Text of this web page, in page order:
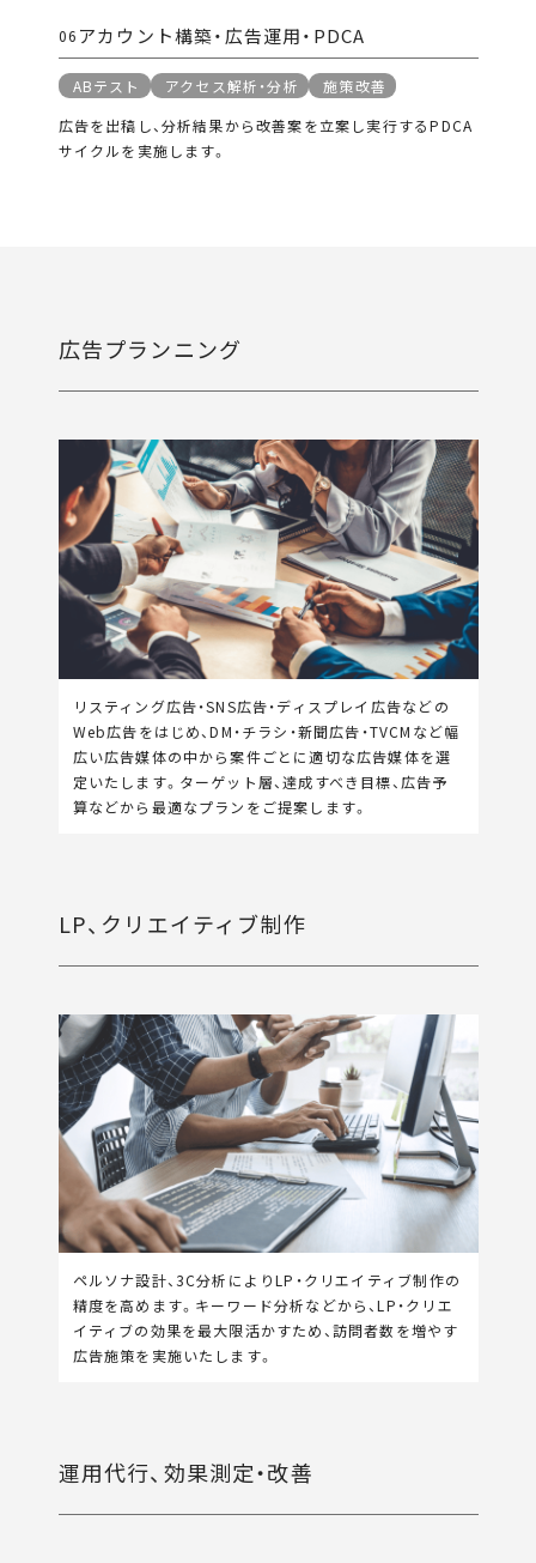
06 アカウント構築・広告運用・PDCA
ABテスト アクセス解析・分析
施策改善
広告を出稿し、分析結果から改善案を立案し実行するPDCA
サイクルを実施します。
広告プランニング
リスティング広告・SNS広告・ディスプレイ広告などの
Web広告をはじめ、DM・チラシ・新聞広告・TVCMなど幅
広い広告媒体の中から案件ごとに適切な広告媒体を選
定いたします。ターゲット層、達成すべき目標、広告予
算などから最適なプランをご提案します。
LP、クリエイティブ制作
ペルソナ設計、3C分析によりLP・クリエイティブ制作の
精度を高めます。キーワード分析などから、LP・クリエ
イティブの効果を最大限活かすため、訪問者数を増やす
広告施策を実施いたします。
運用代行、効果測定・改善